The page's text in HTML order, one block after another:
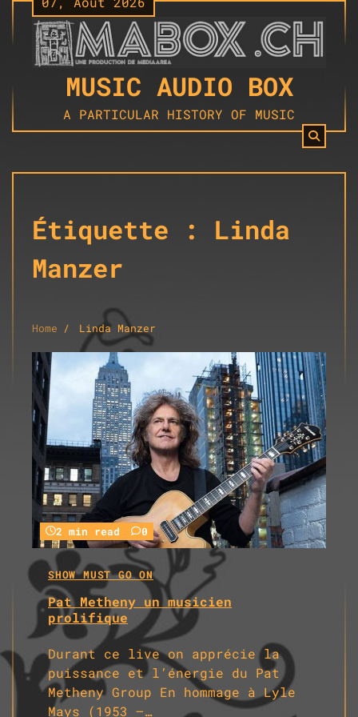
Skip
to
content
MUSIC AUDIO BOX
A PARTICULAR HISTORY OF MUSIC
Étiquette : Linda
Manzer
Home Linda Manzer
2 min read 0
SHOW MUST GO ON
Pat Metheny un musicien
prolifique
Durant ce live on apprécie la
puissance et l’énergie du Pat
Metheny Group En hommage à Lyle
Mays (1953 –…